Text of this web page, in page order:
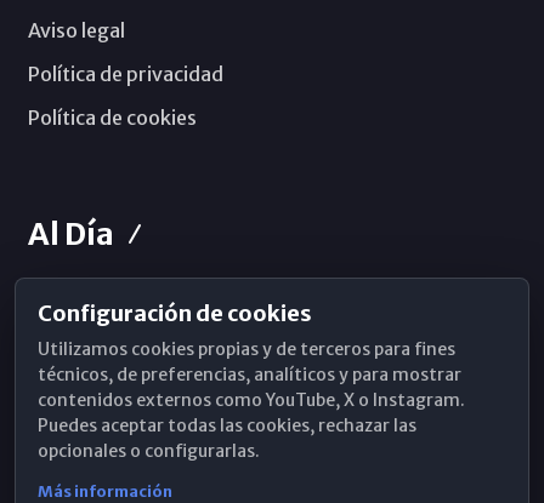
Aviso legal
Política de privacidad
Política de cookies
Al Día
Horarios de Misa
Hemeroteca
WhatsApp
Configuración de cookies
Utilizamos cookies propias y de terceros para fines
técnicos, de preferencias, analíticos y para mostrar
contenidos externos como YouTube, X o Instagram.
Puedes aceptar todas las cookies, rechazar las
opcionales o configurarlas.
Más información